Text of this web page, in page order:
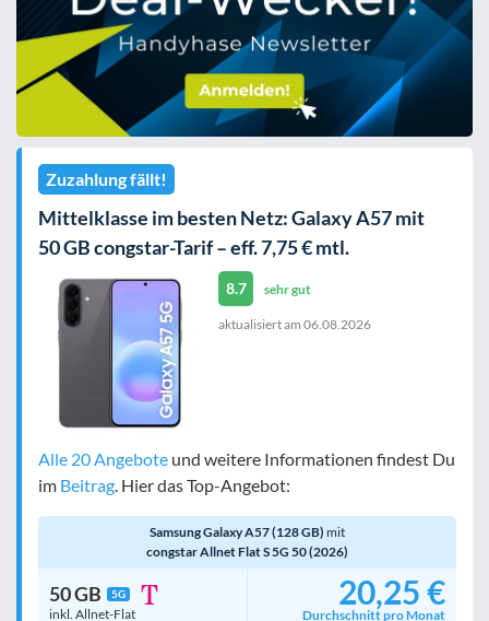
Zuzahlung fällt!
Mittelklasse im besten Netz: Galaxy A57 mit
50 GB congstar-Tarif – eff. 7,75 € mtl.
8.7 sehr gut
aktualisiert am 06.08.2026
Alle 20 Angebote und weitere Informationen findest Du
im Beitrag. Hier das Top-Angebot:
Samsung Galaxy A57 (128 GB) mit
congstar Allnet Flat S 5G 50 (2026)
50 GB 5G
inkl. Allnet-Flat
20,25 €
Durchschnitt pro Monat